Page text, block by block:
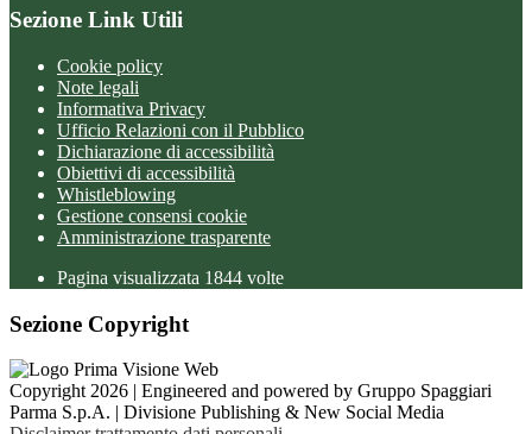
Sezione Link Utili
Cookie policy
Note legali
Informativa Privacy
Ufficio Relazioni con il Pubblico
Dichiarazione di accessibilità
Obiettivi di accessibilità
Whistleblowing
Gestione consensi cookie
Amministrazione trasparente
Pagina visualizzata 1844 volte
Sezione Copyright
Copyright 2026 | Engineered and powered by Gruppo Spaggiari
Parma S.p.A. | Divisione Publishing & New Social Media